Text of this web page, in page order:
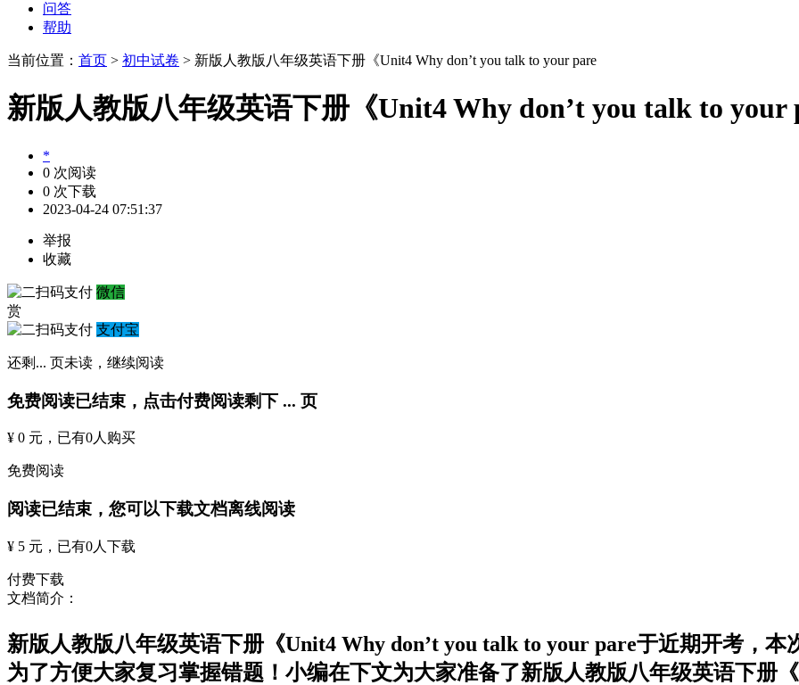
问答
帮助
当前位置： 首页 > 初中试卷 > 新版人教版八年级英语下册《Unit4 Why don’t you talk to your pare
新版人教版八年级英语下册《Unit4 Why don’t you talk to your
*
0 次阅读
0 次下载
2023-04-24 07:51:37
举报
收藏
微信
赏
支付宝
还剩 ... 页未读， 继续阅读
免费阅读已结束，点击付费阅读剩下 ... 页
¥ 0 元 ，已有0人购买
免费阅读
阅读已结束，您可以下载文档离线阅读
¥ 5 元 ，已有0人下载
付费下载
文档简介：
新版人教版八年级英语下册《Unit4 Why don’t you talk to your pare于近期开考，
为了方便大家复习掌握错题！小编在下文为大家准备了新版人教版八年级英语下册